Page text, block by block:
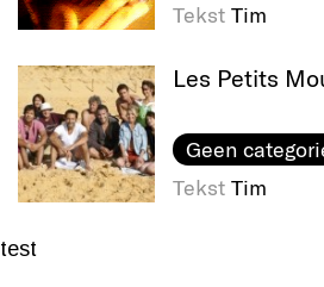
Tekst Tim
Les Petits
Geen
Tekst Tim
test